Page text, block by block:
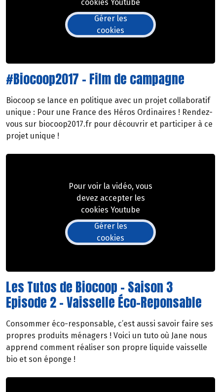
cookies Youtube
Gérer les
cookies
#Biocoop2017 - Film de campagne
Biocoop se lance en politique avec un projet collaboratif
unique : Pour une France des Héros Ordinaires ! Rendez-
vous sur biocoop2017.fr pour découvrir et participer à ce
projet unique !
Pour voir la vidéo, vous
devez accepter les
cookies Youtube
Gérer les
cookies
Les Tutos de Biocoop - Saison 3
Episode 2 - Vaisselle Éco-Reponsable
Consommer éco-responsable, c’est aussi savoir faire ses
propres produits ménagers ! Voici un tuto où Jane nous
apprend comment réaliser son propre liquide vaisselle
bio et son éponge !